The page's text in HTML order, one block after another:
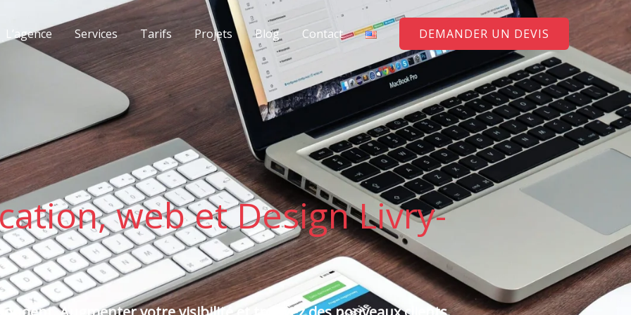
L’agence Services Tarifs Projets Blog Contact DEMANDER UN DEVIS
web et Design Livry-